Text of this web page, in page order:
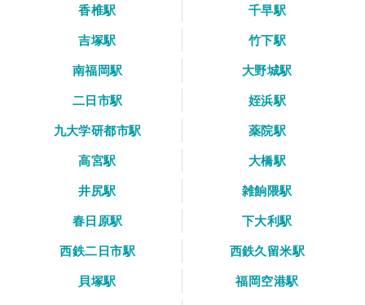
香椎駅
千早駅
吉塚駅
竹下駅
南福岡駅
大野城駅
二日市駅
姪浜駅
九大学研都市駅
薬院駅
高宮駅
大橋駅
井尻駅
雑餉隈駅
春日原駅
下大利駅
西鉄二日市駅
西鉄久留米駅
貝塚駅
福岡空港駅